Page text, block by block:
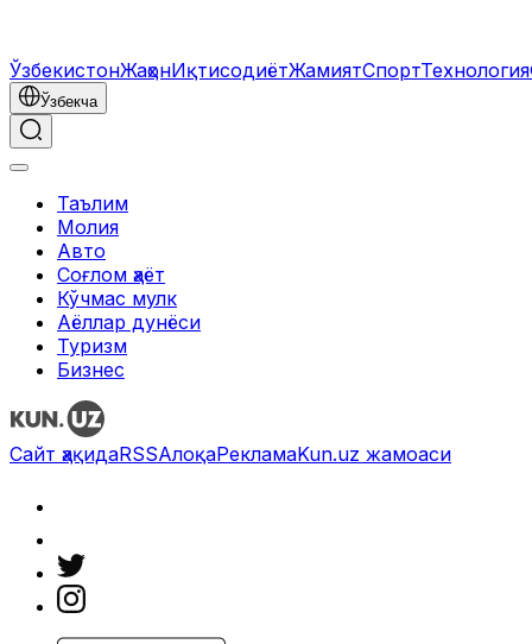
ЎзбекистонЖаҳонИқтисодиётЖамиятСпортТехнология
Ўзбекча
Таълим
Молия
Авто
Соғлом ҳаёт
Кўчмас мулк
Аёллар дунёси
Туризм
Бизнес
Сайт ҳақидаRSSАлоқаРекламаKun.uz жамоаси